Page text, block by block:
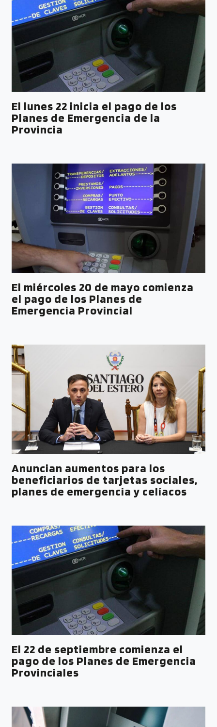
El lunes 22 inicia el pago de los
Planes de Emergencia de la
Provincia
El miércoles 20 de mayo comienza
el pago de los Planes de
Emergencia Provincial
Anuncian aumentos para los
beneficiarios de tarjetas sociales,
planes de emergencia y celíacos
El 22 de septiembre comienza el
pago de los Planes de Emergencia
Provinciales